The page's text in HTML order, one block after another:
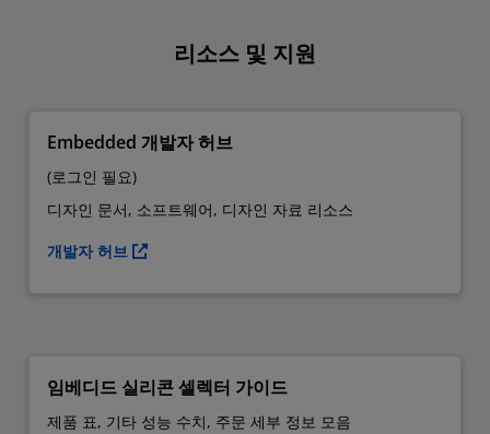
리소스 및 지원
Embedded 개발자 허브
(로그인 필요)
디자인 문서, 소프트웨어, 디자인 자료 리소스
개발자 허브
임베디드 실리콘 셀렉터 가이드
제품 표, 기타 성능 수치, 주문 세부 정보 모음